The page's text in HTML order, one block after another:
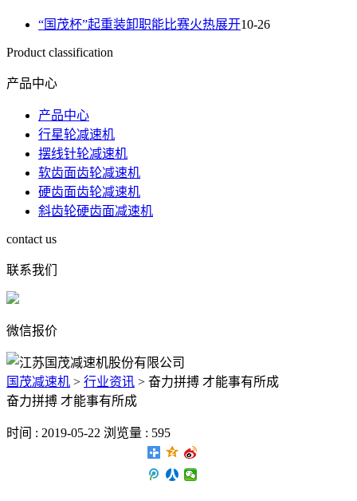
“国茂杯”起重装卸职能比赛火热展开10-26
Product classification
产品中心
产品中心
行星轮减速机
摆线针轮减速机
软齿面齿轮减速机
硬齿面齿轮减速机
斜齿轮硬齿面减速机
contact us
联系我们
微信报价
国茂减速机 > 行业资讯 > 奋力拼搏 才能事有所成
奋力拼搏 才能事有所成
时间 : 2019-05-22 浏览量 : 595